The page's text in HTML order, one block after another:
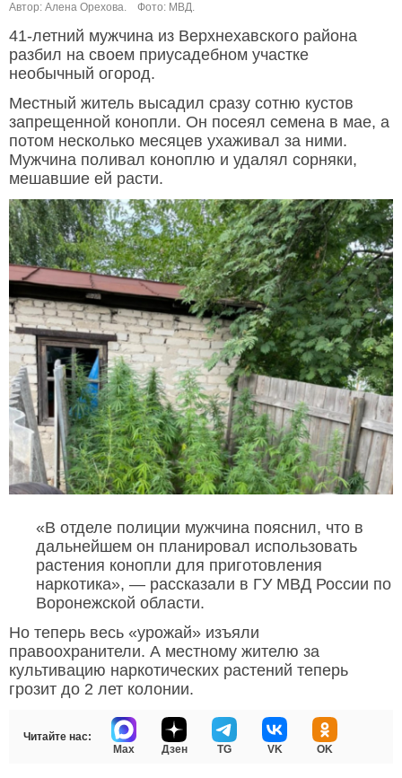
Автор: Алена Орехова.
Фото: МВД.
41-летний мужчина из Верхнехавского района
разбил на своем приусадебном участке
необычный огород.
Местный житель высадил сразу сотню кустов
запрещенной конопли. Он посеял семена в мае, а
потом несколько месяцев ухаживал за ними.
Мужчина поливал коноплю и удалял сорняки,
мешавшие ей расти.
«В отделе полиции мужчина пояснил, что в
дальнейшем он планировал использовать
растения конопли для приготовления
наркотика», — рассказали в ГУ МВД России по
Воронежской области.
Но теперь весь «урожай» изъяли
правоохранители. А местному жителю за
культивацию наркотических растений теперь
грозит до 2 лет колонии.
Читайте нас:
Max
Дзен TG VK OK